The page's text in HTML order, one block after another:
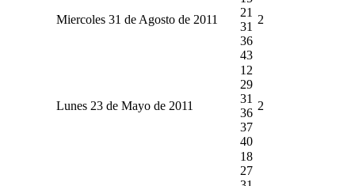
Miercoles 31 de Agosto de 2011
21
31
36
43
2
Lunes 23 de Mayo de 2011
12
29
31
36
37
40
2
18
27